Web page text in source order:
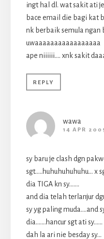
ingt hal dl. wat sakit ati
bace email die bagi kat
nk berbaik semula ngan
uwaaaaaaaaaaaaaaaaa
ape niiiiii…. xnk sakit
REPLY
wawa
14 APR
sy baru je clash dgn
sgt…..huhuhuhuhuhu… x
dia TIGA kn sy…….
and dia telah terlanjur
sy yg paling muda….and
dia…….hancur sgt ati sy……
dah la ari nie besday sy…